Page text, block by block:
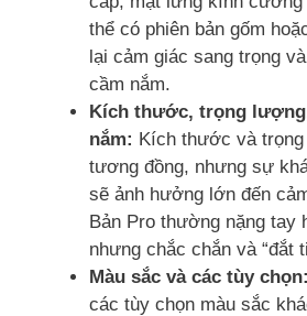
thể có phiên bản gốm
lại cảm giác sang trọng
cầm nắm.
Kích thước, trọng
nắm: Kích thước và
tương đồng, nhưng sự
sẽ ảnh hưởng lớn đến
Bản Pro thường nặng tay
nhưng chắc chắn và “đắt
Màu sắc và các tùy chọn:
các tùy chọn màu sắc